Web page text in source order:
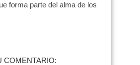
forma parte del alma de los
COMENTARIO: